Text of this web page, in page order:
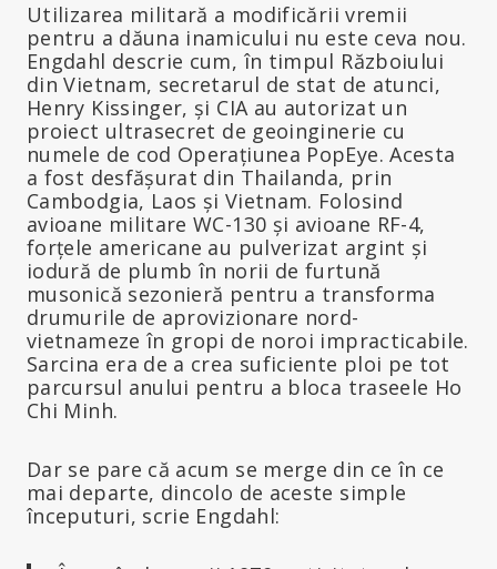
Utilizarea militară a modificării vremii
pentru a dăuna inamicului nu este ceva nou.
Engdahl descrie cum, în timpul Războiului
din Vietnam, secretarul de stat de atunci,
Henry Kissinger, și CIA au autorizat un
proiect ultrasecret de geoinginerie cu
numele de cod Operațiunea PopEye. Acesta
a fost desfășurat din Thailanda, prin
Cambodgia, Laos și Vietnam. Folosind
avioane militare WC-130 și avioane RF-4,
forțele americane au pulverizat argint și
iodură de plumb în norii de furtună
musonică sezonieră pentru a transforma
drumurile de aprovizionare nord-
vietnameze în gropi de noroi impracticabile.
Sarcina era de a crea suficiente ploi pe tot
parcursul anului pentru a bloca traseele Ho
Chi Minh.
Dar se pare că acum se merge din ce în ce
mai departe, dincolo de aceste simple
începuturi, scrie Engdahl: